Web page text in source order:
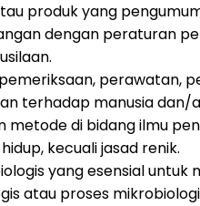
produk yang
dengan peraturan
perawatan,
terhadap manusia dan/
metode di bidang ilmu
kecuali jasad renik.
yang esensial
atau proses